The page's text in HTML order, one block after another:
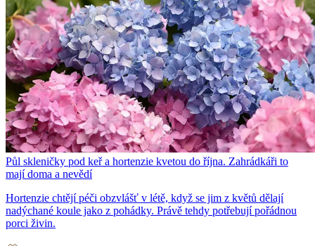
Půl skleničky pod keř a hortenzie kvetou do října. Zahrádkáři to
mají doma a nevědí
Hortenzie chtějí péči obzvlášť v létě, když se jim z květů dělají
nadýchané koule jako z pohádky. Právě tehdy potřebují pořádnou
porci živin.